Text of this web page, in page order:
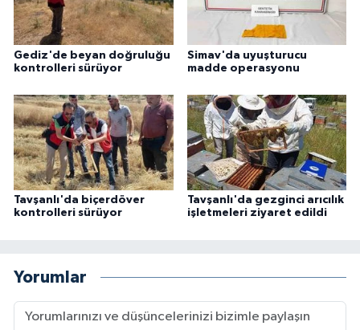
Gediz'de beyan doğruluğu
kontrolleri sürüyor
Simav'da uyuşturucu
madde operasyonu
Tavşanlı'da biçerdöver
kontrolleri sürüyor
Tavşanlı'da gezginci arıcılık
işletmeleri ziyaret edildi
Yorumlar